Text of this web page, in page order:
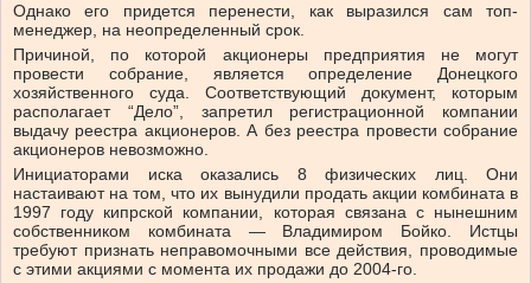
Однако его придется перенести, как выразился сам топ-
менеджер, на неопределенный срок.
Причиной, по которой акционеры предприятия не могут
провести собрание, является определение Донецкого
хозяйственного суда. Соответствующий документ, которым
располагает “Дело”, запретил регистрационной компании
выдачу реестра акционеров. А без реестра провести собрание
акционеров невозможно.
Инициаторами иска оказались 8 физических лиц. Они
настаивают на том, что их вынудили продать акции комбината в
1997 году кипрской компании, которая связана с нынешним
собственником комбината — Владимиром Бойко. Истцы
требуют признать неправомочными все действия, проводимые
с этими акциями с момента их продажи до 2004-го.